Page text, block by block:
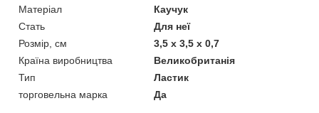
Матеріал
Каучук
Стать
Для неї
Розмір, см
3,5 х 3,5 х 0,7
Країна виробництва
Великобританія
Тип
Ластик
торговельна марка
Да